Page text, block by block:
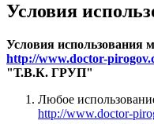
Условия
Условия использования
http://www.doctor-
"Т.В.К. ГРУП"
Любое
http://www.doctor-